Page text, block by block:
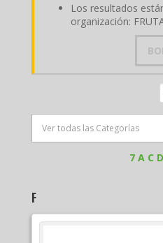
Los resultados
organización:
7 A C D
F